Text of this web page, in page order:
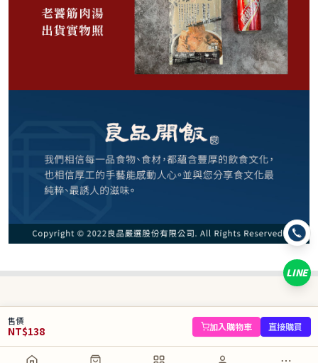
售價
NT$138 加入購物車 直接購買
NT$138NT$ 219
6.3折
規格
− +
加入購物車 直接購買
LINE